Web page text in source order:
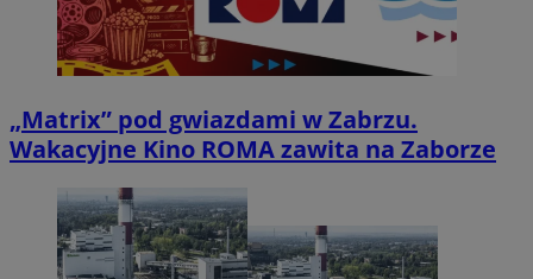
„Matrix” pod gwiazdami w Zabrzu.
Wakacyjne Kino ROMA zawita na Zaborze